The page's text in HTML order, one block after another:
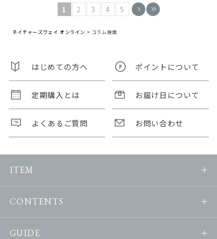
ネイチャーズウェイ オンライン > コラム検索
1
2 3 4 5
はじめての方へ ポイントについて
定期購入とは お届け日について
よくあるご質問 お問い合わせ
ITEM
CONTENTS
GUIDE